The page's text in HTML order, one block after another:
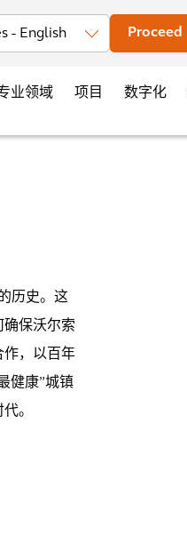
Proceed
投资者 办公室地点 联系
业领域 项目 数字化
历史。这
确保沃尔索
作，以百年
健康”城镇
。